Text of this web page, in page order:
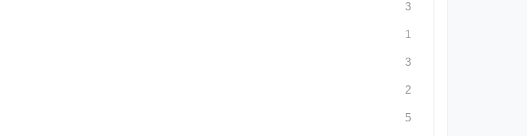
3
1
3
2
5